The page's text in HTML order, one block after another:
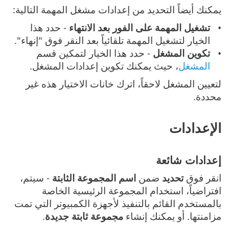
يمكنك أيضاً التحديد من إعدادات مشغل المهمة التالية:
تشغيل المهمة على الفور بعد الانتهاء - حدد هذا
الخيار لتشغيل المهمة تلقائياً بعد النقر فوق "إنهاء".
تكوين المشغل - حدد هذا الخيار لتمكين قسم
المشغل، حيث يمكنك تكوين إعدادات المشغل.
لتعيين المشغل لاحقاً، اترك خانات الاختيار هذه غير
محددة.
الإعدادات
إعدادات شائعة
انقر فوقتحديد ضمن اسم المجموعة الثابتة - سيتم،
افتراضياً، استخدام المجموعة الرئيسية الخاصة
بالمستخدم القائم بالتنفيذ لأجهزة الكمبيوتر التي تمت
مزامنتها. أو يمكنك إنشاء مجموعة ثابتة جديدة.